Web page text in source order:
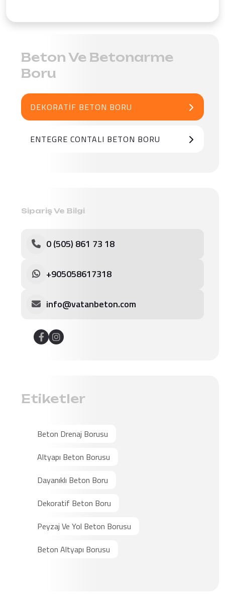
Beton Ve Betonarme
Boru
DEKORATIF BETON BORU
ENTEGRE CONTALI BETON BORU
Sipariş Ve Bilgi
0 (505) 861 73 18
+905058617318
info@vatanbeton.com
Etiketler
Beton Drenaj Borusu
Altyapı Beton Borusu
Dayanıklı Beton Boru
Dekoratif Beton Boru
Peyzaj Ve Yol Beton Borusu
Beton Altyapı Borusu